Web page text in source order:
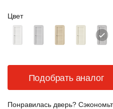
Цвет
Подобрать аналог
Понравилась дверь?